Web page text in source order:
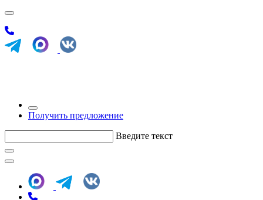
Получить предложение
Введите текст